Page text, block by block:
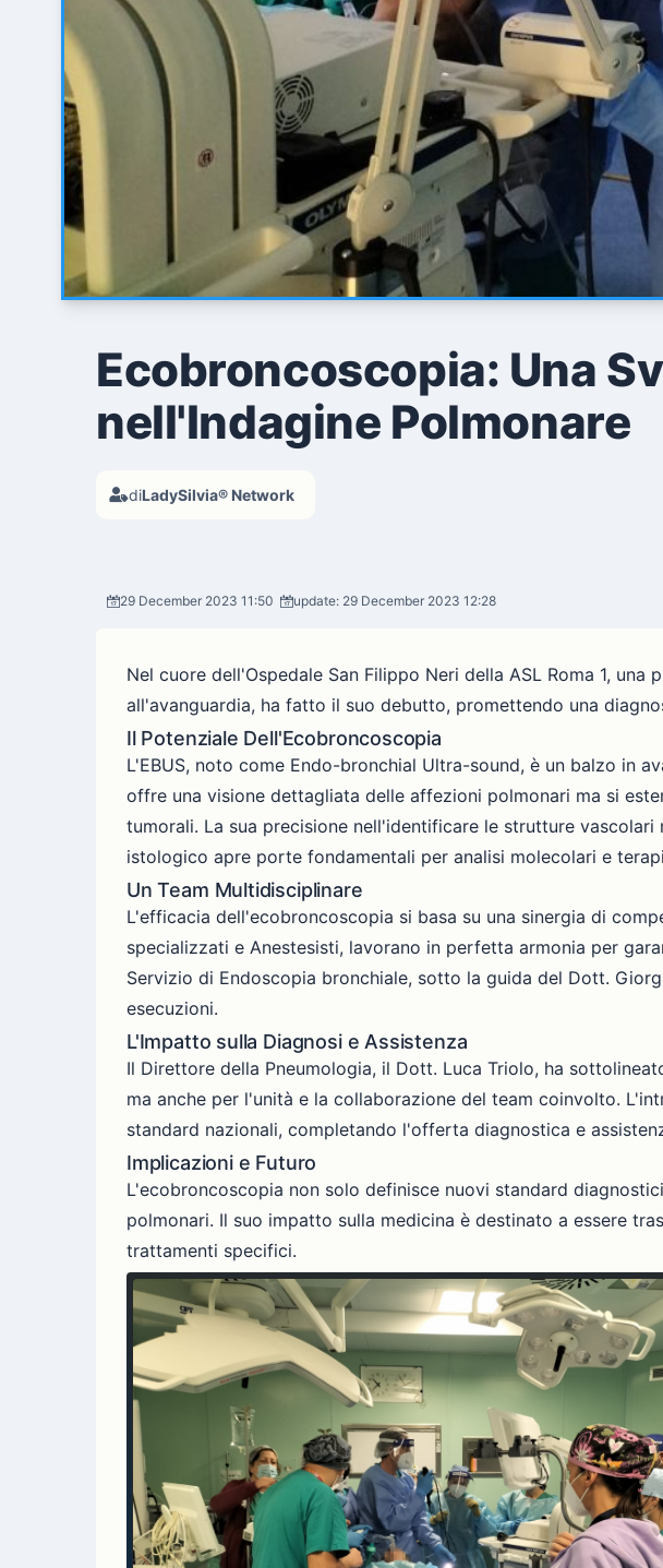
Ecobroncoscopia: Una
nell'Indagine Polmonare
diLadySilvia® Network
29 December 2023 11:50 update: 29 December 2023 12:28
Nel cuore dell'Ospedale San Filippo Neri della ASL Roma 1,
all'avanguardia, ha fatto il suo debutto, promettendo una
Il Potenziale Dell'Ecobroncoscopia
L'EBUS, noto come Endo-bronchial Ultra-sound, è un balzo in
offre una visione dettagliata delle affezioni polmonari ma si
tumorali. La sua precisione nell'identificare le strutture
istologico apre porte fondamentali per analisi molecolari e
Un Team Multidisciplinare
L'efficacia dell'ecobroncoscopia si basa su una sinergia di
specializzati e Anestesisti, lavorano in perfetta armonia per
Servizio di Endoscopia bronchiale, sotto la guida del Dott.
esecuzioni.
L'Impatto sulla Diagnosi e Assistenza
Il Direttore della Pneumologia, il Dott. Luca Triolo, ha
ma anche per l'unità e la collaborazione del team coinvolto.
standard nazionali, completando l'offerta diagnostica e
Implicazioni e Futuro
L'ecobroncoscopia non solo definisce nuovi standard
polmonari. Il suo impatto sulla medicina è destinato a essere
trattamenti specifici.